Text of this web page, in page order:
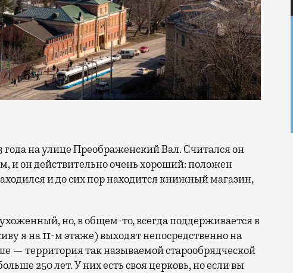
и он действительно очень хороший: положен
и до сих пор находится книжный магазин,
но, в общем-то, всегда поддерживается в
я на 11-м этаже) выходят непосредственно на
— территория так называемой старообрядческой
250 лет. У них есть своя церковь, но если вы